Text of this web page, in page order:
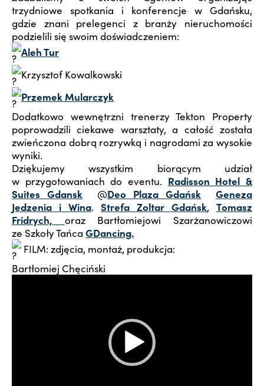
trzydniowe spotkania i konferencje w Gdańsku,
gdzie znani prelegenci z branży nieruchomości
podzielili się swoim doświadczeniem:
Aleh Tur
Krzysztof Kowalkowski
Przemek Mularczyk
Dodatkowo wewnętrzni trenerzy Tekton Property
poprowadzili ciekawe warsztaty, a całość została
zwieńczona dobrą rozrywką i nagrodami za wysokie
wyniki.
Dziękujemy wszystkim biorącym udział
w przygotowaniach do eventu. Radisson Hotel &
Suites Gdansk @Deo Plaza Gdańsk
Geneza
Jedzenia i Wina. Strefa Zoltar Gdańsk, Tomasz
Fridrych, oraz Bartłomiejowi Szarżanowiczowi
ze Szkoły Tańca GDancing.
FILM: zdjęcia, montaż, produkcja:
Bartłomiej Chęciński